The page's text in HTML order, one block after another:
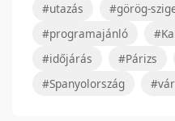
#utazás #görög-
#programajánló
#időjárás
#Párizs
#Spanyolország